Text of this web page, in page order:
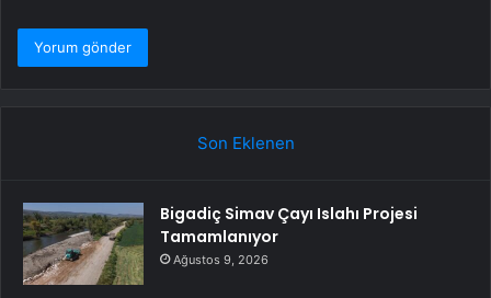
Son Eklenen
Bigadiç Simav Çayı Islahı Projesi
Tamamlanıyor
Ağustos 9, 2026